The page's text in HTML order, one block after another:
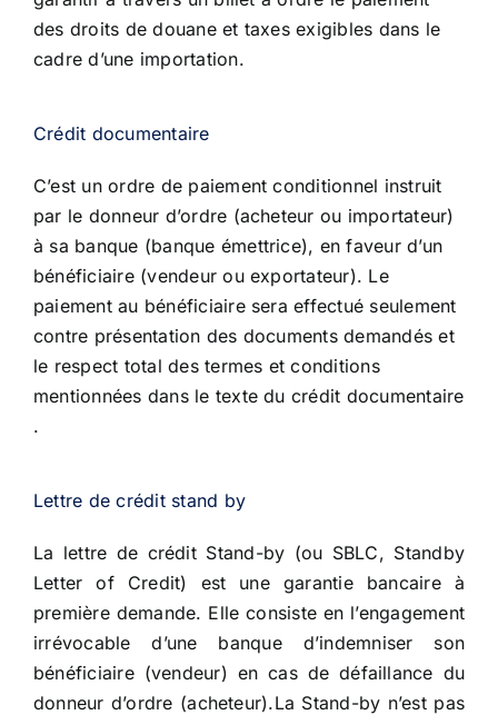
des droits de douane et taxes exigibles dans le
cadre d’une importation.
Crédit documentaire
C’est un ordre de paiement conditionnel instruit
par le donneur d’ordre (acheteur ou importateur)
à sa banque (banque émettrice), en faveur d’un
bénéficiaire (vendeur ou exportateur). Le
paiement au bénéficiaire sera effectué seulement
contre présentation des documents demandés et
le respect total des termes etconditions
mentionnées dans le texte du crédit documentaire
.
Lettre de crédit stand by
La lettre de crédit Stand-by (ou SBLC, Standby
Letter of Credit) est une garantie bancaire à
première demande. Elle consiste en l’engagement
irrévocable d’une banque d’indemniser son
bénéficiaire (vendeur) en cas de défaillance du
donneur d’ordre (acheteur).La Stand-by n’est pas